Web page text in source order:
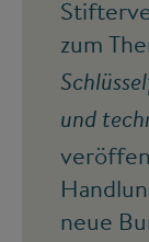
zum
und
neue